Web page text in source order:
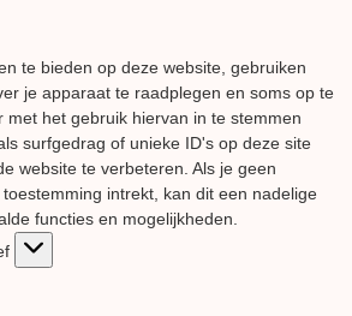
te bieden op deze website, gebruiken
je apparaat te raadplegen en soms op te
met het gebruik hiervan in te stemmen
surfgedrag of unieke ID's op deze site
website te verbeteren. Als je geen
intrekt, kan dit een nadelige
functies en mogelijkheden.